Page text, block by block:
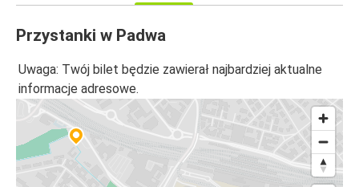
Przystanki w Padwa
Uwaga: Twój bilet będzie zawierał najbardziej aktualne
informacje adresowe.